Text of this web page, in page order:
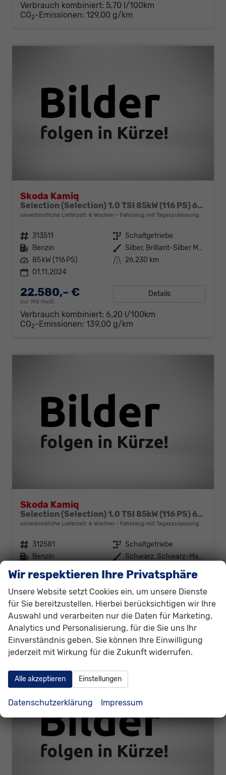
Verbrauch kombiniert: 5,70 l/100km
CO2-Emissionen: 129,00 g/km
Skoda Kamiq
Selection (Selection) 1.0 TSI 85kW (116 PS) 6-Gang Schaltgetriebe
unverbindliche Lieferzeit: 6 Wochen Fahrzeug mit Tageszulassung
Fahrzeugnr. 313511 Getriebe Schaltgetriebe
Kraftstoff Benzin Außenfarbe
Silber, Brilliant-Silber Metallic (8E)
Leistung 85 kW (116 PS) Kilometerstand 26.230 km
01.11.2024
22.580,– €
incl. 19% MwSt.
Details
Verbrauch kombiniert: 6,20 l/100km
CO2-Emissionen: 139,00 g/km
Skoda Kamiq
Selection (Selection) 1.0 TSI 85kW (116 PS) 6-Gang Schaltgetriebe
unverbindliche Lieferzeit: 6 Wochen Fahrzeug mit Tageszulassung
Fahrzeugnr. 312581 Getriebe Schaltgetriebe
Kraftstoff Benzin Außenfarbe
Schwarz, Schwarz-Magic Perleffekt (1Z)
85 kW (116 PS)
30.052 km
01.01.2025
22.880,– € Details
Verbrauch kombiniert:
5,70 l/100km
CO -Emissionen: 129,00 g/km
Wir respektieren Ihre Privatsphäre
Unsere Website setzt Cookies ein, um unsere Dienste
für Sie bereitzustellen. Hierbei berücksichtigen wir Ihre
Auswahl und verarbeiten nur die Daten für Marketing,
Analytics und Personalisierung, für die Sie uns Ihr
Einverständnis geben. Sie können Ihre Einwilligung
jederzeit mit Wirkung für die Zukunft widerrufen.
Alle akzeptieren Einstellungen
Datenschutzerklärung Impressum